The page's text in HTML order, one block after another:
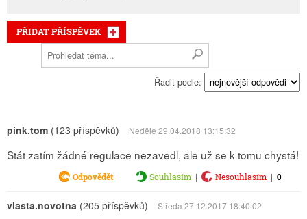
PŘIDAT PŘÍSPĚVEK
Řadit podle:
pink.tom (123 příspěvků) Neděle 29.04.2018 13:15:32
Stát zatím žádné regulace nezavedl, ale už se k tomu chystá!
Odpovědět Souhlasím | Nesouhlasím | 0
vlasta.novotna (205 příspěvků) Středa 27.12.2017 18:40:02